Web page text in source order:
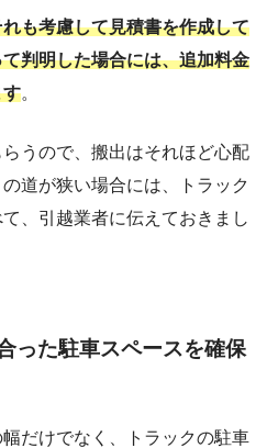
も考慮して見積書を作成して
判明した場合には、追加料金
す。
うので、搬出はそれほど心配
道が狭い場合には、トラック
、引越業者に伝えておきまし
った駐車スペースを確保
だけでなく、トラックの駐車